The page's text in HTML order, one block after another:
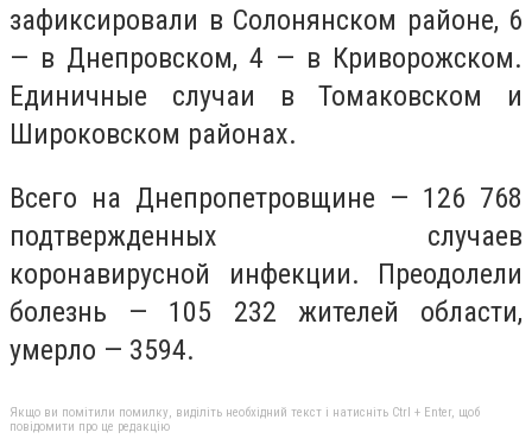
зафиксировали в Солонянском районе, 6
— в Днепровском, 4 — в Криворожском.
Единичные случаи в Томаковском и
Широковском районах.
Всего на Днепропетровщине — 126 768
подтвержденных случаев
коронавирусной инфекции. Преодолели
болезнь — 105 232 жителей области,
умерло — 3594.
Якщо ви помітили помилку, виділіть необхідний текст і натисніть Ctrl + Enter, щоб
повідомити про це редакцію